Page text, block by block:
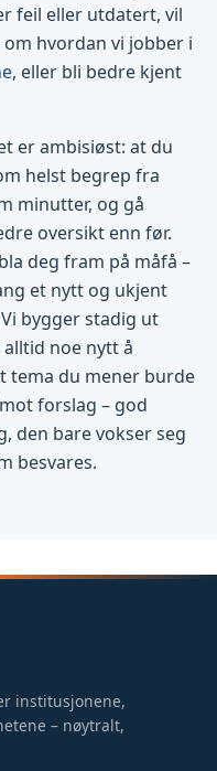
feil eller utdatert, vil
hvordan vi jobber i
, eller bli bedre kjent
er ambisiøst: at du
helst begrep fra
minutter, og gå
oversikt enn før.
deg fram på måfå –
et nytt og ukjent
bygger stadig ut
noe nytt å
tema du mener burde
forslag – god
den bare vokser seg
besvares.
institusjonene,
– nøytralt,